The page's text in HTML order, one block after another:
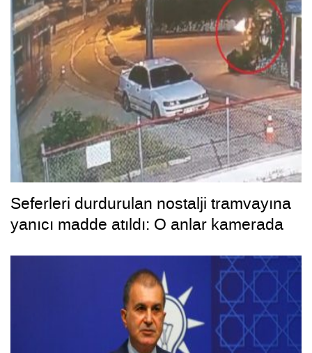
Seferleri durdurulan nostalji tramvayına
yanıcı madde atıldı: O anlar kamerada